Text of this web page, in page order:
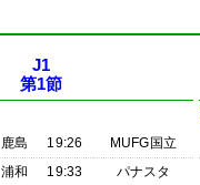
J1
第1節
鹿島 19:26
MUFG国立
浦和 19:33
パナスタ